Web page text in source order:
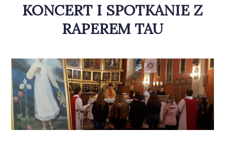
KONCERT I SPOTKANIE Z
RAPEREM TAU